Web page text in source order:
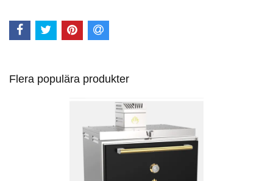
Flera populära produkter